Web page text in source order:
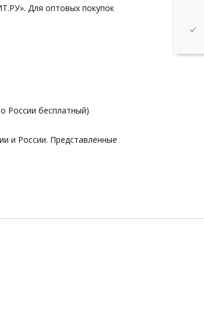
Для оптовых покупок
России бесплатный)
и России. Представленные